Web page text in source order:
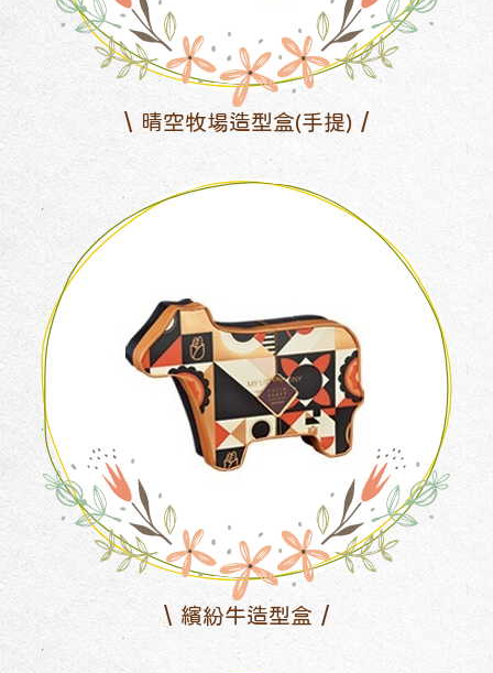
晴空牧場造型盒(手提)
繽紛牛造型盒